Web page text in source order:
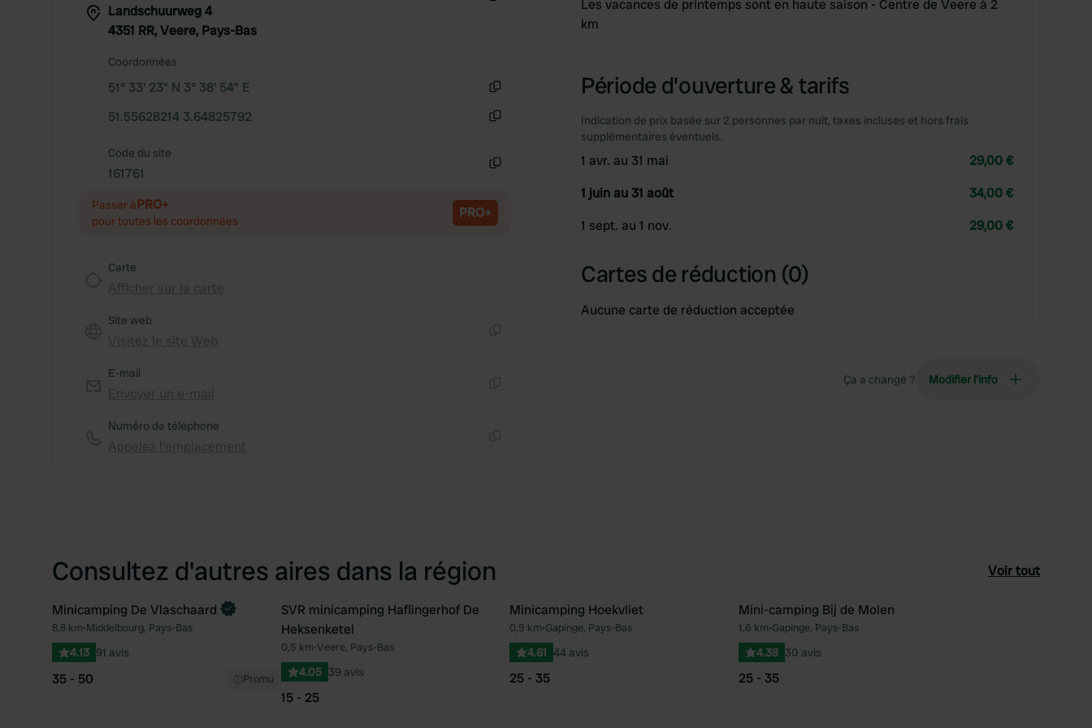
Landschuurweg 4
4351 RR, Veere, Pays-Bas
Coordonnées
51° 33' 23" N 3° 38' 54" E
51.55628214 3.64825792
Code du site
161761
Passer àPRO+
pour toutes les coordonnées PRO+
Carte
Site web
E-mail
Numéro de téléphone
Les vacances de printemps sont en haute saison - Centre de Veere à 2
km
Période d'ouverture & tarifs
Indication de prix basée sur 2 personnes par nuit, taxes incluses et hors frais
supplémentaires éventuels.
1 avr. au 31 mai
29,00 €
1 juin au 31 août
34,00 €
1 sept. au 1 nov.
29,00 €
Cartes de réduction (0)
Aucune carte de réduction acceptée
Ça a changé ? Modifier l’info
Consultez d'autres aires dans la région Voir tout
Préféré
Minicamping De Vlaschaard
8,8 km•Middelbourg, Pays-Bas
4.13 91 avis
35 - 50 Promu
Préféré
SVR minicamping Haflingerhof De
Heksenketel
0,5 km•Veere, Pays-Bas
4.05 39 avis
15 - 25
Préféré
Minicamping Hoekvliet
0,9 km•Gapinge, Pays-Bas
4.61 44 avis
25 - 35
Mini-camping Bij de Molen
1,6 km•Gapinge, Pays-Bas
4.38 30 avis
25 - 35